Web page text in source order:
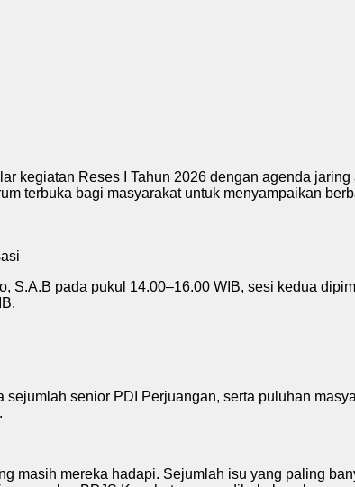
kegiatan Reses I Tahun 2026 dengan agenda
terbuka bagi masyarakat untuk menyampaikan
S.A.B pada pukul 14.00–16.00 WIB, sesi kedua
senior PDI Perjuangan, serta puluhan
masih mereka hadapi. Sejumlah isu yang paling